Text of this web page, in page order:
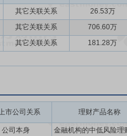
足额计提法定公积金、任意公积
实现的年均可分配利润的10%。
开发行股票并上市后三年内,如公
和高级管理人员增持公司股票以
其它关联关系
26.53万
其它关联关系
706.60万
其它关联关系 181.28万
市公司关系 理财产品名称
公司本身
金融机构的中低风险理